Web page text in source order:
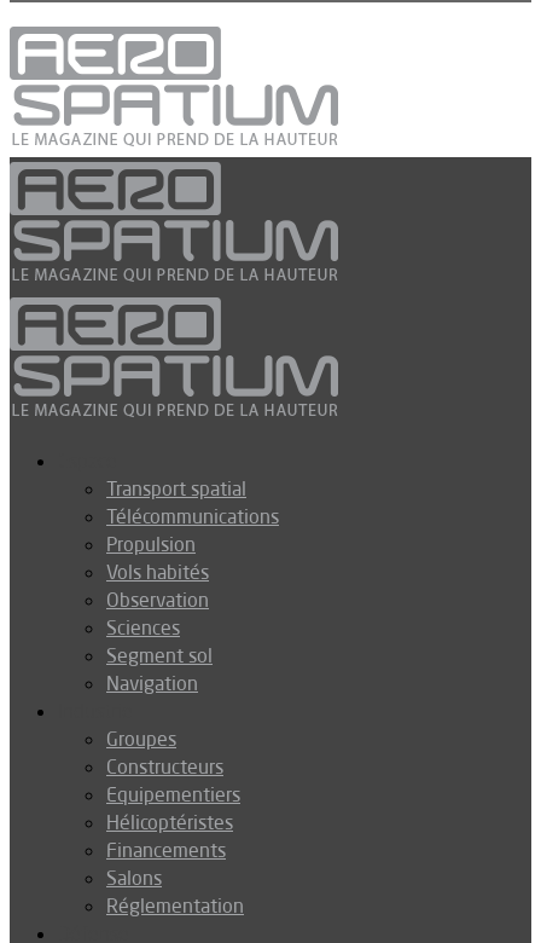
Transport spatial
Télécommunications
Propulsion
Vols habités
Observation
Sciences
Segment sol
Navigation
Groupes
Constructeurs
Equipementiers
Hélicoptéristes
Financements
Salons
Réglementation